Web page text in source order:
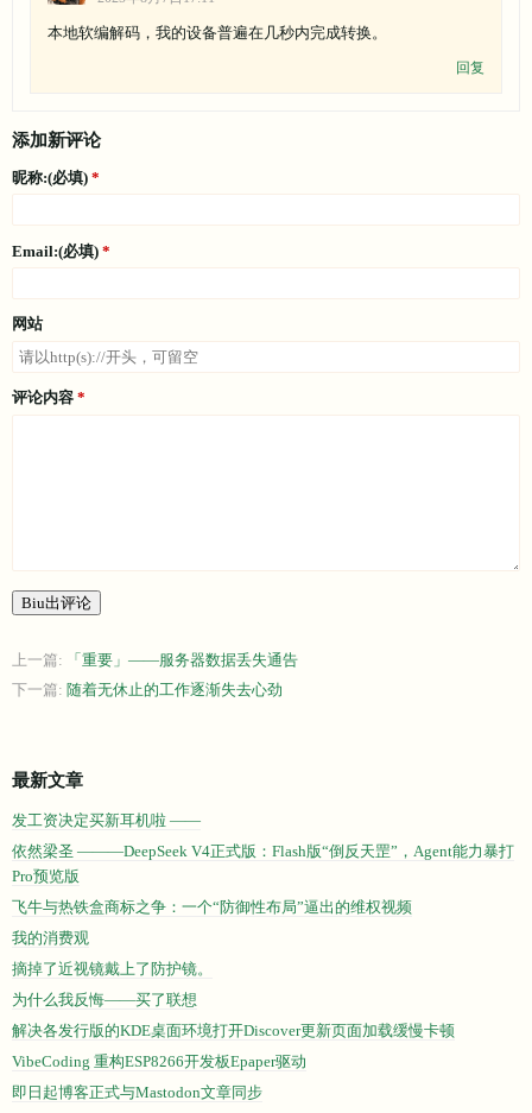
        }
</script
<style
.heic-loading {
background
}
}
}
本地软编解码，我的设备普遍在几秒内完成转换。
回复
添加新评论
昵称:(必填)
Email:(必填)
网站
评论内容
Biu出评论
上一篇:
「重要」——服务器数据丢失通告
下一篇: 随着无休止的工作逐渐失去心劲
最新文章
发工资决定买新耳机啦 ——
依然梁圣 ———DeepSeek V4正式版：Flash版“倒反天罡”，Agent能力暴打
Pro预览版
飞牛与热铁盒商标之争：一个“防御性布局”逼出的维权视频
我的消费观
摘掉了近视镜戴上了防护镜。
为什么我反悔——买了联想
解决各发行版的KDE桌面环境打开Discover更新页面加载缓慢卡顿
VibeCoding 重构ESP8266开发板Epaper驱动
即日起博客正式与Mastodon文章同步